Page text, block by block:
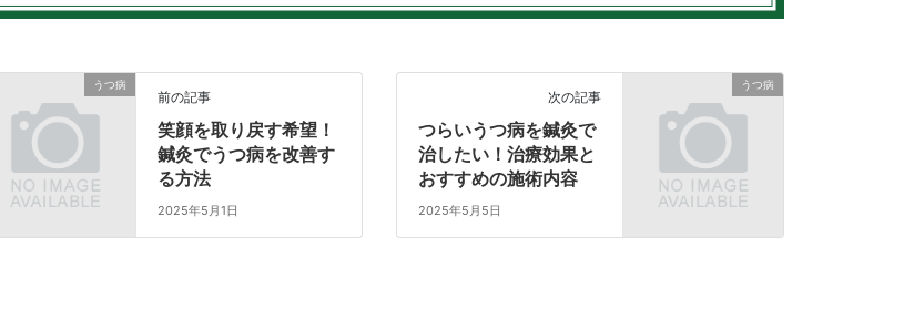
うつ病
前の記事
笑顔を取り戻す希望！
鍼灸でうつ病を改善す
る方法
2025年5月1日
うつ病
次の記事
つらいうつ病を鍼灸で
治したい！治療効果と
おすすめの施術内容
2025年5月5日